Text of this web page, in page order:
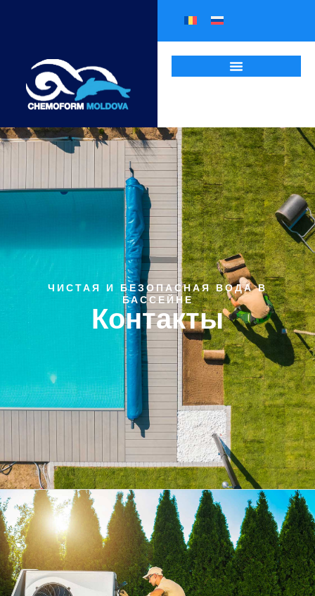
ЧИСТАЯ И БЕЗОПАСНАЯ ВОДА В
БАССЕЙНЕ
Контакты